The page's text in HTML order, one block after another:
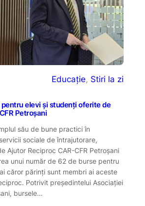
Educație, Stiri la zi
pentru elevi și studenți oferite de
Petroșani
său de bune practici în
sociale de întrajutorare,
Ajutor Reciproc CAR-CFR Petroșani
unui număr de 62 de burse pentru
căror părinți sunt membri ai aceste
Potrivit președintelui Asociației
bursele…